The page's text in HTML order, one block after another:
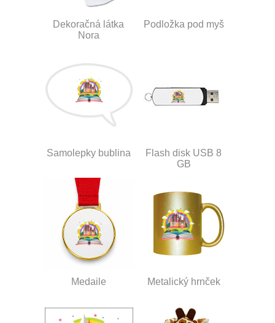
Dekoračná látka
Nora
Podložka pod myš
Samolepky bublina
Flash disk USB 8
GB
Medaile Metalický hrnček